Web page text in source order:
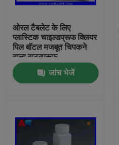
घर
हमारे बारे में
ओरल टैबलेट के लिए
प्लास्टिक चाइल्डप्रूफ क्लियर
पिल बॉटल मजबूत चिपकने
वाला वाटरप्रूफ
जांच भेजें